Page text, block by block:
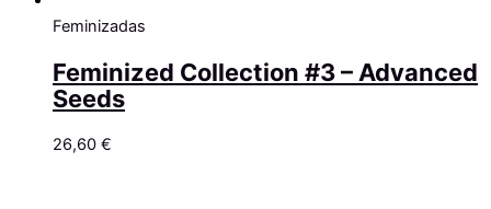
Feminizadas
Feminized Collection #3 – Advanced
Seeds
26,60 €